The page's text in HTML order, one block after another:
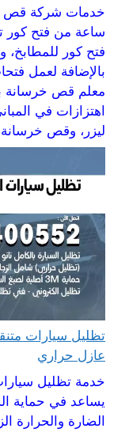
ساعة من فتح كور
فتح كور للمطابخ،
بالإضافة لعمل
معلم قص خرسانة
اهتزازات في
ليزر، وقص
عازل حراري
خدمة تظليل
يساعد في حماية
الضارة والحرارة